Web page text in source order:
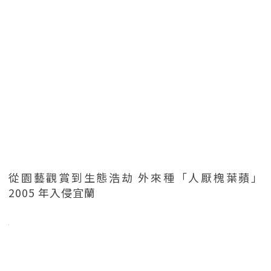
從園藝觀賞到生態浩劫 外來種「人厭槐葉蘋」
2005 年入侵宜蘭